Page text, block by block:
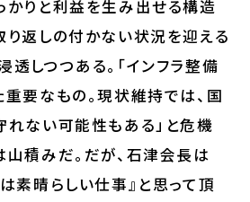
かりと利益を生み出せる構造
り返しの付かない状況を迎える
しつつある。「インフラ整備
要なもの。現状維持では、国
れない可能性もある」と危機
山積みだ。だが、石津会長は
素晴らしい仕事』と思って頂